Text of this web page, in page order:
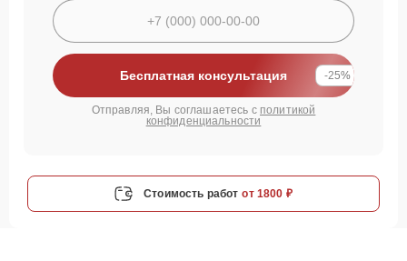
Бесплатная консультация -25%
Отправляя, Вы соглашаетесь с политикой
конфиденциальности
Стоимость работ от 1800 ₽